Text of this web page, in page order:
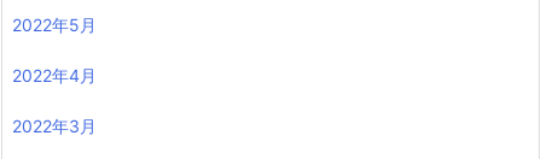
2022年5月
2022年4月
2022年3月